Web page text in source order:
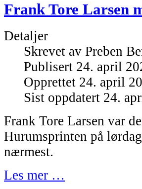
Frank Tore Larsen
Detaljer
Skrevet av Preben
Publisert 24. april
Opprettet 24. april
Sist oppdatert 24.
Frank Tore Larsen var
Hurumsprinten på
nærmest.
Les mer …